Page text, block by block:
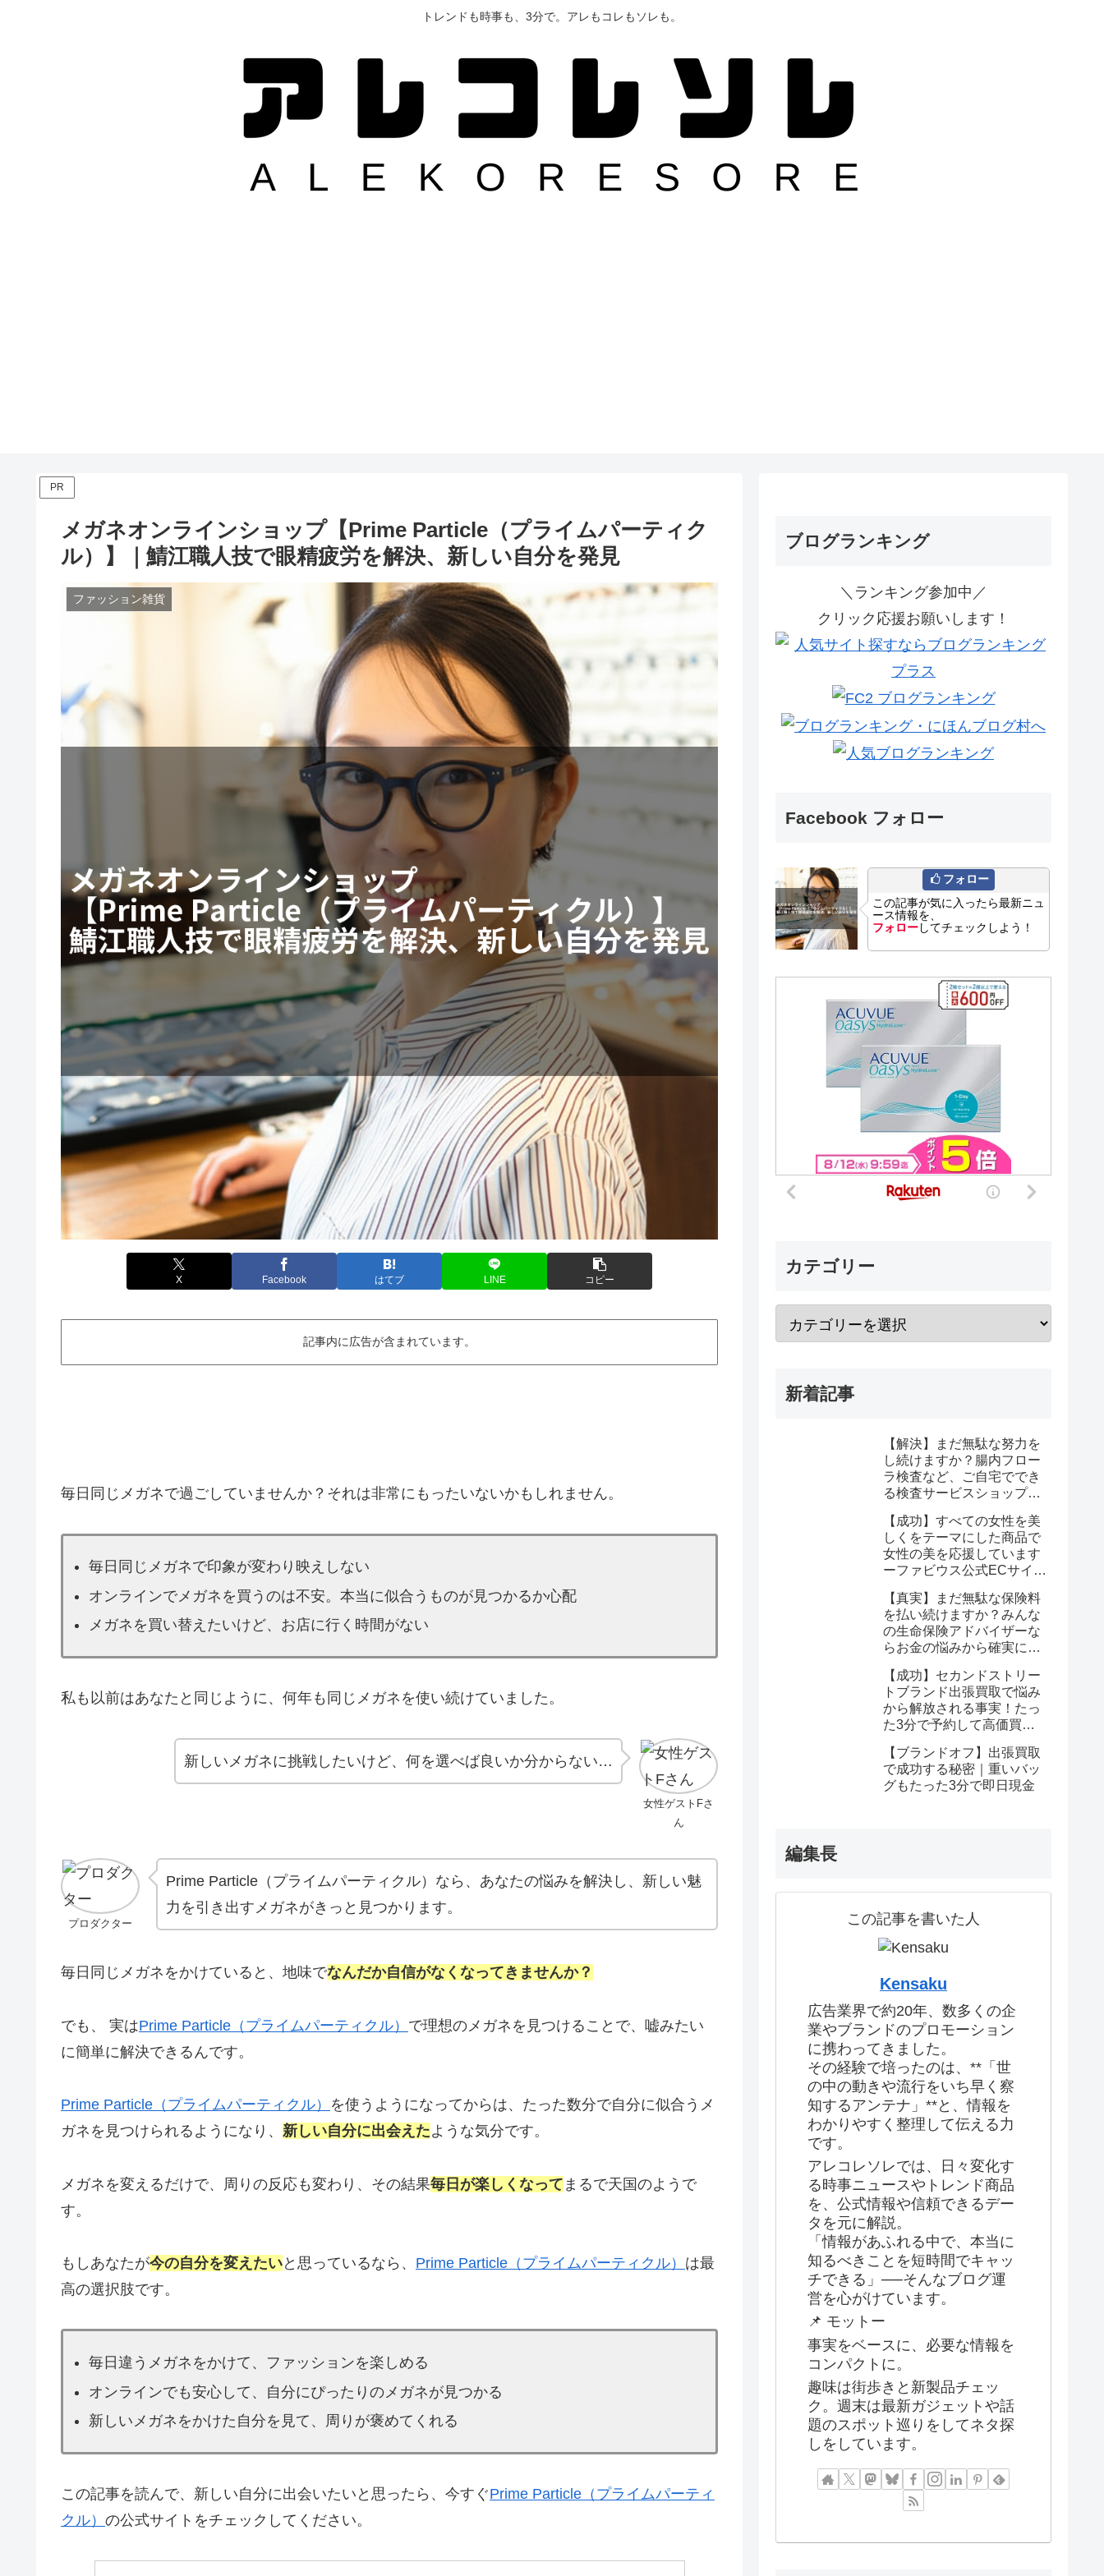
トレンドも時事も、3分で。アレもコレもソレも。
PR
メガネオンラインショップ【Prime Particle（プライムパーティク
ル）】｜鯖江職人技で眼精疲労を解決、新しい自分を発見
ファッション雑貨
X Facebook はてブ LINE コピー
記事内に広告が含まれています。
毎日同じメガネで過ごしていませんか？それは非常にもったいないかもしれません。
毎日同じメガネで印象が変わり映えしない
オンラインでメガネを買うのは不安。本当に似合うものが見つかるか心配
メガネを買い替えたいけど、お店に行く時間がない
私も以前はあなたと同じように、何年も同じメガネを使い続けていました。
女性ゲストFさ
ん
新しいメガネに挑戦したいけど、何を選べば良いか分からない…
プロダクター
Prime Particle（プライムパーティクル）なら、あなたの悩みを解決し、新しい魅
力を引き出すメガネがきっと見つかります。
毎日同じメガネをかけていると、地味でなんだか自信がなくなってきませんか？
でも、 実はPrime Particle（プライムパーティクル） で理想のメガネを見つけることで、嘘みたい
に簡単に解決できるんです。
Prime Particle（プライムパーティクル） を使うようになってからは、たった数分で自分に似合うメ
ガネを見つけられるようになり、 新しい自分に出会えたような気分です。
メガネを変えるだけで、周りの反応も変わり、その結果毎日が楽しくなって まるで天国のようで
す。
もしあなたが今の自分を変えたいと思っているなら、 Prime Particle（プライムパーティクル） は最
高の選択肢です。
毎日違うメガネをかけて、ファッションを楽しめる
オンラインでも安心して、自分にぴったりのメガネが見つかる
新しいメガネをかけた自分を見て、周りが褒めてくれる
この記事を読んで、新しい自分に出会いたいと思ったら、今すぐPrime Particle（プライムパーティ
クル） の公式サイトをチェックしてください。
ブログランキング
＼ランキング参加中／
クリック応援お願いします！
Facebook フォロー
フォロー
この記事が気に入ったら最新ニュ
ース情報を、
フォローしてチェックしよう！
カテゴリー
新着記事
【解決】まだ無駄な努力を
し続けますか？腸内フロー
ラ検査など、ご自宅ででき
る検査サービスショップ
ならたった1回で驚くほど
簡単に悩みが解消する事実
【成功】すべての女性を美
しくをテーマにした商品で
女性の美を応援しています
ーファビウス公式ECサイト
クション金賞の秘密を公開
【真実】まだ無駄な保険料
を払い続けますか？みんな
の生命保険アドバイザーな
らお金の悩みから確実に解
【成功】セカンドストリー
トブランド出張買取で悩み
から解放される事実！たっ
た3分で予約して高価買取
【ブランドオフ】出張買取
で成功する秘密｜重いバッ
グもたった3分で即日現金
編集長
この記事を書いた人
Kensaku
広告業界で約20年、数多くの企
業やブランドのプロモーション
に携わってきました。
その経験で培ったのは、**「世
の中の動きや流行をいち早く察
知するアンテナ」**と、情報を
わかりやすく整理して伝える力
です。
アレコレソレでは、日々変化す
る時事ニュースやトレンド商品
を、公式情報や信頼できるデー
タを元に解説。
「情報があふれる中で、本当に
知るべきことを短時間でキャッ
チできる」──そんなブログ運
営を心がけています。
📌 モットー
事実をベースに、必要な情報を
コンパクトに。
趣味は街歩きと新製品チェッ
ク。週末は最新ガジェットや話
題のスポット巡りをしてネタ探
しをしています。